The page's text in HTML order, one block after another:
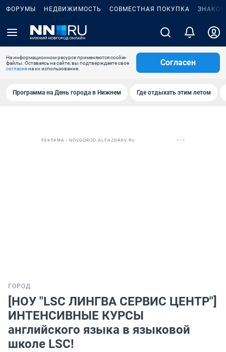
ФОРУМЫ НЕДВИЖИМОСТЬ СОВМЕСТНАЯ ПОКУПКА
На информационном ресурсе применяются cookie-
файлы. Оставаясь на сайте, вы подтверждаете свое
согласиена их использование.
Согласен
Программа на День города в Нижнем Где отдыхать этим летом
РЕКЛАМА • NOVGOROD.ALFAZDRAV.RU
ГОРОД
[НОУ "LSC ЛИНГВА СЕРВИС ЦЕНТР"]
ИНТЕНСИВНЫЕ КУРСЫ
английского языка в языковой
школе LSC!